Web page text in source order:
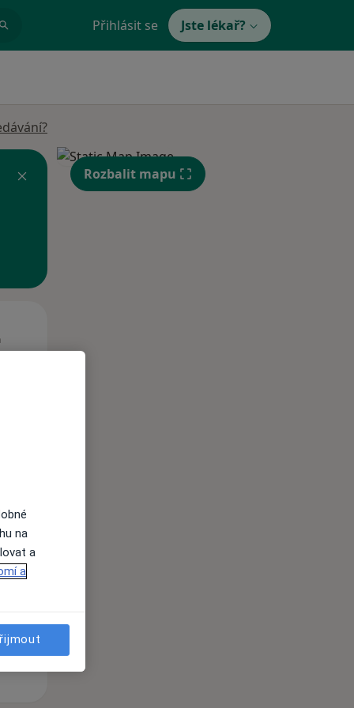
Přihlásit se Jste lékař?
Rozbalit mapu
na
a
a